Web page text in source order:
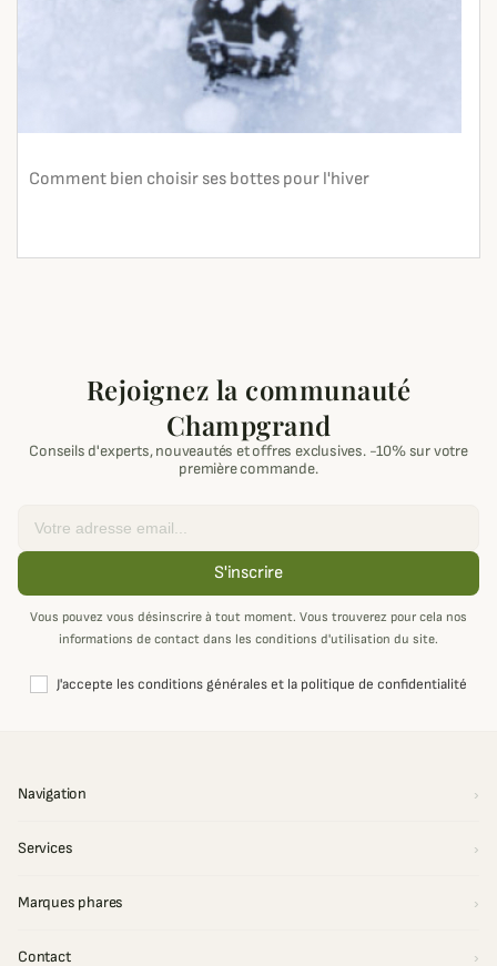
Comment bien choisir ses bottes pour l'hiver
Rejoignez la communauté
Champgrand
Conseils d'experts, nouveautés et offres exclusives. -10% sur votre
première commande.
S'inscrire
Vous pouvez vous désinscrire à tout moment. Vous trouverez pour cela nos
informations de contact dans les conditions d'utilisation du site.
J'accepte les conditions générales et la politique de confidentialité
Navigation
Services
Marques phares
Contact